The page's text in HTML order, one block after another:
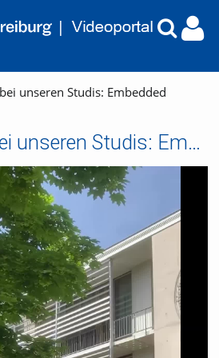
unseren Studis: Embedded
Nachgefragt bei unseren Studis: Embedded Systems Engineering